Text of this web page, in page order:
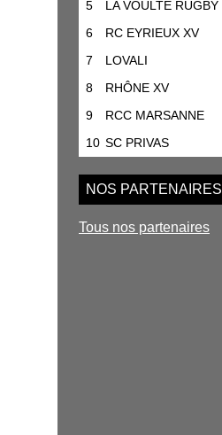
5
LA VOULTE RUGBY
6
RC EYRIEUX XV
7
LOVALI
8
RHÔNE XV
9
RCC MARSANNE
10 SC PRIVAS
NOS PARTENAIRES
Tous nos partenaires